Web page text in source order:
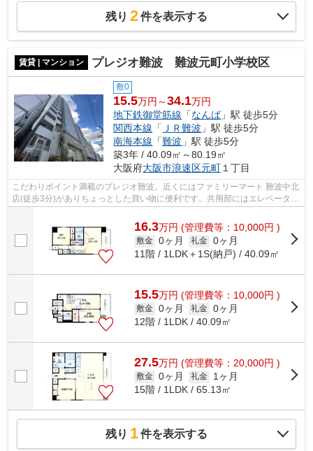
残り 2件を表示する
賃貸 | マンション プレジオ難波 難波元町小学校区
敷0
15.5万円～34.1万円
地下鉄御堂筋線 「なんば」駅 徒歩5分
関西本線 「 ＪＲ難波 」駅 徒歩5分
南海本線 「難波 」駅 徒歩5分
築3年 / 40.09㎡～80.19㎡
大阪府大阪市浪速区元町 １丁目
こだわりポイント満載のプレジオ難波。近くにはファミリーマート 難波中北
店(徒歩3分)がありちょっとした買い物に便利です。共用部にはエレベータ・
敷地内ごみ置き場など様々な設備や...
16.3万円 (管理費等：10,000円 )
敷金 0ヶ月 礼金 0ヶ月
11階 / 1LDK＋1S(納戸) / 40.09㎡
15.5万円 (管理費等：10,000円 )
敷金 0ヶ月 礼金 0ヶ月
12階 / 1LDK / 40.09㎡
27.5万円 (管理費等：20,000円 )
敷金 0ヶ月 礼金
1ヶ月
15階 / 1LDK / 65.13㎡
残り 1件を表示する